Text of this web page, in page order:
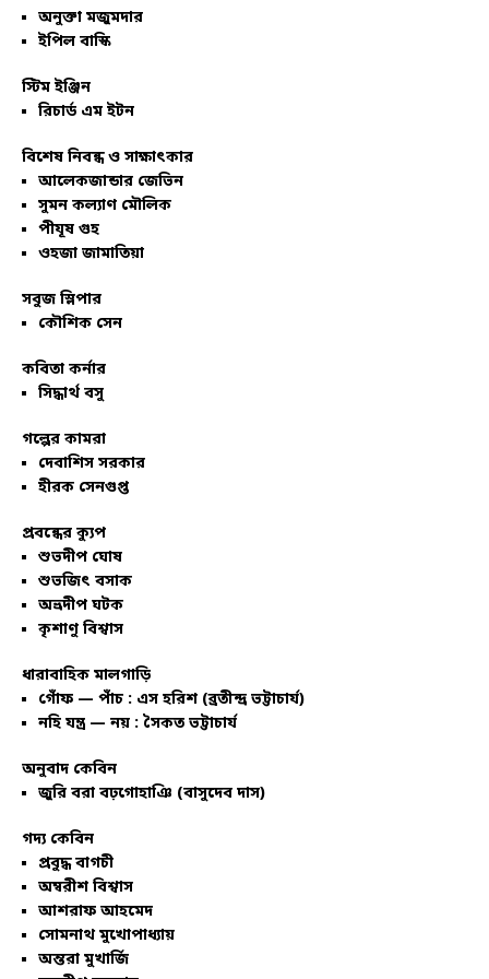
অনুক্তা মজুমদার
ইপিল বাস্কি
স্টিম ইঞ্জিন
রিচার্ড এম ইটন
বিশেষ নিবন্ধ ও সাক্ষাৎকার
আলেকজান্ডার জেভিন
সুমন কল্যাণ মৌলিক
পীযূষ গুহ
ওহজা জামাতিয়া
সবুজ স্লিপার
কৌশিক সেন
কবিতা কর্নার
সিদ্ধার্থ বসু
গল্পের কামরা
দেবাশিস সরকার
হীরক সেনগুপ্ত
প্রবন্ধের ক্যুপ
শুভদীপ ঘোষ
শুভজিৎ বসাক
অভ্রদীপ ঘটক
কৃশাণু বিশ্বাস
ধারাবাহিক মালগাড়ি
গোঁফ — পাঁচ : এস হরিশ (ব্রতীন্দ্র ভট্টাচার্য)
নহি যন্ত্র — নয় : সৈকত ভট্টাচার্য
অনুবাদ কেবিন
জুরি বরা বঢ়গোহাঞি (বাসুদেব দাস)
গদ্য কেবিন
প্রবুদ্ধ বাগচী
অম্বরীশ বিশ্বাস
আশরাফ আহমেদ
সোমনাথ মুখোপাধ্যায়
অন্তরা মুখার্জি